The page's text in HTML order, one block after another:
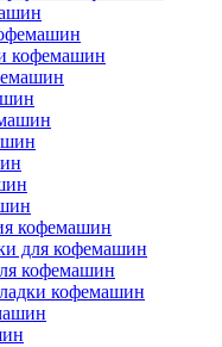
кофемашин
кофемашин
для кофемашин
кофемашин
кофемашин